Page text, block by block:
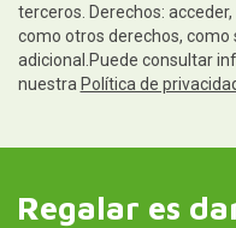
terceros. Derechos:
como otros derechos,
adicional.Puede consultar
nuestra Política de
Regalar es